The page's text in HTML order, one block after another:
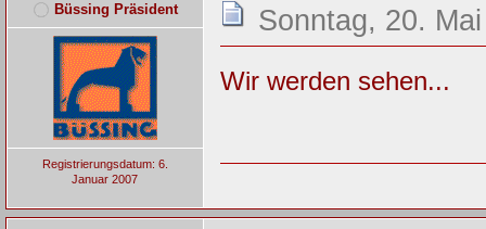
Büssing Präsident
Registrierungsdatum: 6.
Januar 2007
Sonntag, 20.
Wir werden sehen...